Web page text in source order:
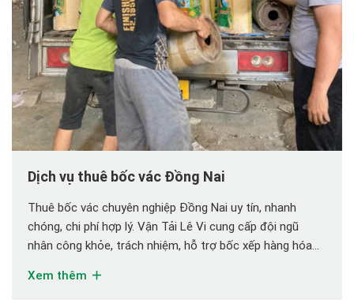
Dịch vụ thuê bốc vác Đồng Nai
Thuê bốc vác chuyên nghiệp Đồng Nai uy tín, nhanh
chóng, chi phí hợp lý. Vận Tải Lê Vi cung cấp đội ngũ
nhân công khỏe, trách nhiệm, hỗ trợ bốc xếp hàng hóa
chuyên nghiệp Đồng Nai cho doanh nghiệp và cá […]
Xem thêm